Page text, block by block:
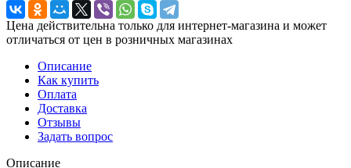
Цена действительна только для интернет-магазина и может
отличаться от цен в розничных магазинах
Описание
Как купить
Оплата
Доставка
Отзывы
Задать вопрос
Описание